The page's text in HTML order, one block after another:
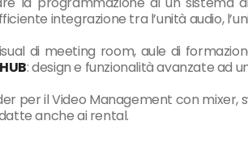
integrazione tra l’unità audio,
di meeting room, aule di
: design e funzionalità avanzate ad
per il Video Management con
anche ai rental.